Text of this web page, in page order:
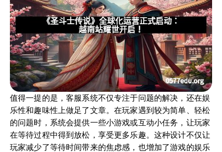
值得一提的是，客服系统不仅专注于问题的解决，还在娱
乐性和趣味性上做足了文章。在玩家遇到较为简单、轻松
的问题时，系统会提供一些小游戏或互动小任务，让玩家
在等待过程中得到放松，享受更多乐趣。这种设计不仅让
玩家减少了等待时间带来的焦虑感，也增加了游戏的娱乐